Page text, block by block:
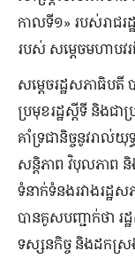
កាលទី១» របស់រាជរ
របស់ សម្តេចមហាប
សម្តេចរដ្ឋសភាធិប
ប្រមុខរដ្ឋស្តីទី និងជា
គាំទ្រជានិច្ចនូវរា
សន្តិភាព វិបុលភាព
ទំនាក់ទំនងរវាងរដ្ឋ
បានគូសបញ្ជាក់ថា រដ្
ទស្សនកិច្ច និងដកស្